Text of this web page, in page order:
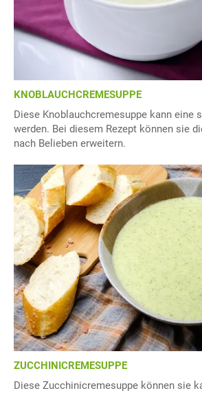
KNOBLAUCHCREMESUPPE
Diese Knoblauchcremesuppe kann eine
werden. Bei diesem Rezept können sie
nach Belieben erweitern.
ZUCCHINICREMESUPPE
Diese Zucchinicremesuppe können sie